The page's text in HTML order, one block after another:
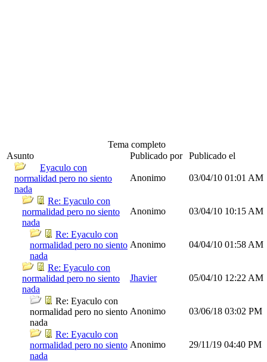
Tema completo
Asunto
Publicado por
Publicado el
Eyaculo con
normalidad pero no siento
nada
Anonimo 03/04/10 01:01 AM
Re: Eyaculo con
normalidad pero no siento
nada
Anonimo 03/04/10 10:15 AM
Re: Eyaculo con
normalidad pero no siento
nada
Anonimo 04/04/10 01:58 AM
Re: Eyaculo con
normalidad pero no siento
nada
Jhavier 05/04/10 12:22 AM
Re: Eyaculo con
normalidad pero no siento
nada
Anonimo 03/06/18 03:02 PM
Re: Eyaculo con
normalidad pero no siento
nada
Anonimo 29/11/19 04:40 PM